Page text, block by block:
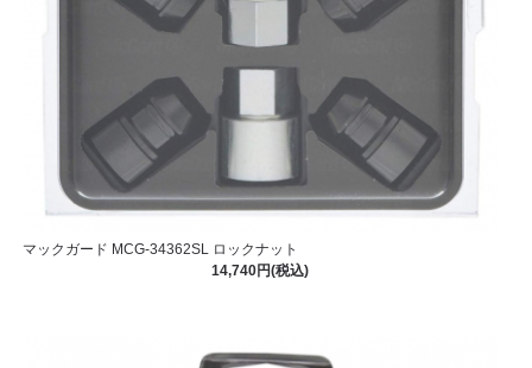
マックガード MCG-34362SL ロックナット
14,740円(税込)